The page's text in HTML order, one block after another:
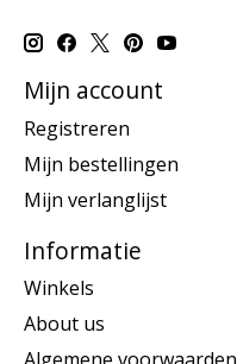
Mijn account
Registreren
Mijn bestellingen
Mijn verlanglijst
Informatie
Winkels
About us